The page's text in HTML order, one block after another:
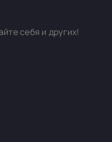
себя и других!